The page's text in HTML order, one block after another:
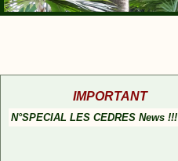
IMPORTANT
N°SPECIAL LES CEDRES News !!!